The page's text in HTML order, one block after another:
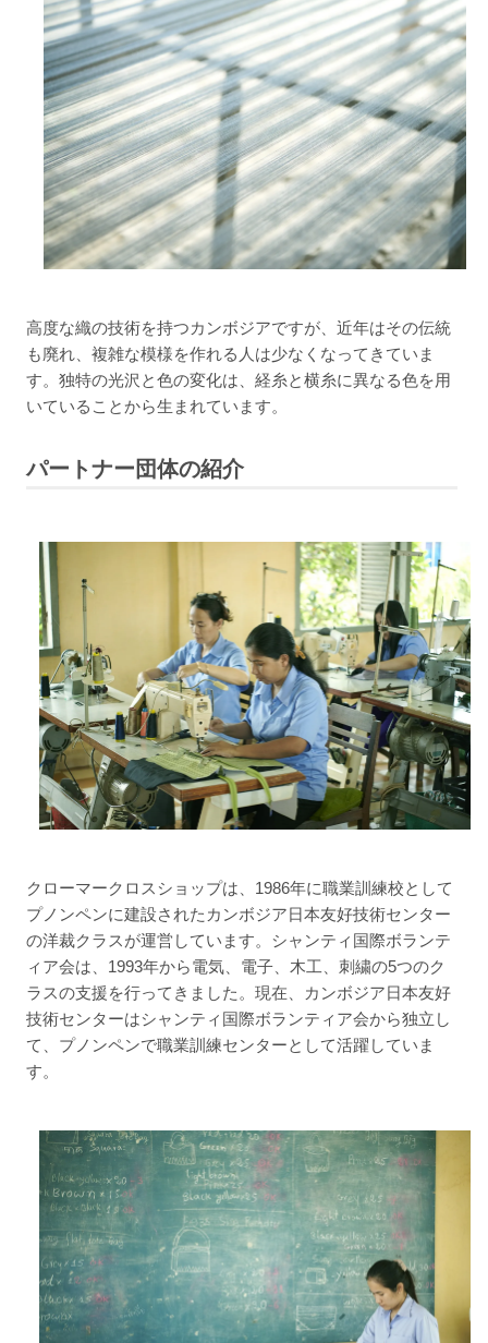
高度な織の技術を持つカンボジアですが、近年はその伝統
も廃れ、複雑な模様を作れる人は少なくなってきていま
す。独特の光沢と色の変化は、経糸と横糸に異なる色を用
いていることから生まれています。
パートナー団体の紹介
クローマークロスショップは、1986年に職業訓練校として
プノンペンに建設されたカンボジア日本友好技術センター
の洋裁クラスが運営しています。シャンティ国際ボランテ
ィア会は、1993年から電気、電子、木工、刺繍の5つのク
ラスの支援を行ってきました。現在、カンボジア日本友好
技術センターはシャンティ国際ボランティア会から独立し
て、プノンペンで職業訓練センターとして活躍していま
す。